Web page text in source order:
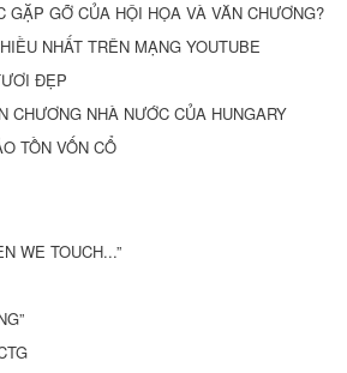
GẶP GỠ CỦA HỘI HỌA VÀ VĂN CHƯƠNG?
NHẤT TRÊN MẠNG YOUTUBE
ĐẸP
NHÀ NƯỚC CỦA HUNGARY
TỒN VỐN CỔ
WE TOUCH...”